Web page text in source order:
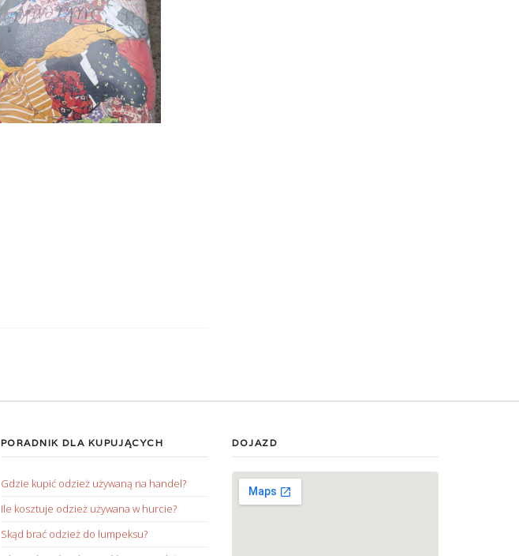
PORADNIK DLA KUPUJĄCYCH
Gdzie kupić odzież używaną na handel?
Ile kosztuje odzież używana w hurcie?
Skąd brać odzież do lumpeksu?
DOJAZD